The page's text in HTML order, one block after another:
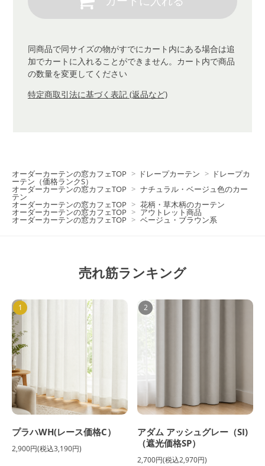
同商品で同サイズの物がすでにカート内にある場合は追
加でカートに入れることができません。カート内で商品
の数量を変更してください
特定商取引法に基づく表記 (返品など)
オーダーカーテンの窓カフェTOP > ドレープカーテン > ドレープカ
ーテン（価格ランクS）
オーダーカーテンの窓カフェTOP > ナチュラル・ベージュ色のカー
テン
オーダーカーテンの窓カフェTOP > 花柄・草木柄のカーテン
オーダーカーテンの窓カフェTOP > アウトレット商品
オーダーカーテンの窓カフェTOP > ベージュ・ブラウン系
売れ筋ランキング
1
プラハWH(レース価格C）
2,900円(税込3,190円)
2
アダム アッシュグレー（SI)
（遮光価格SP）
2,700円(税込2,970円)